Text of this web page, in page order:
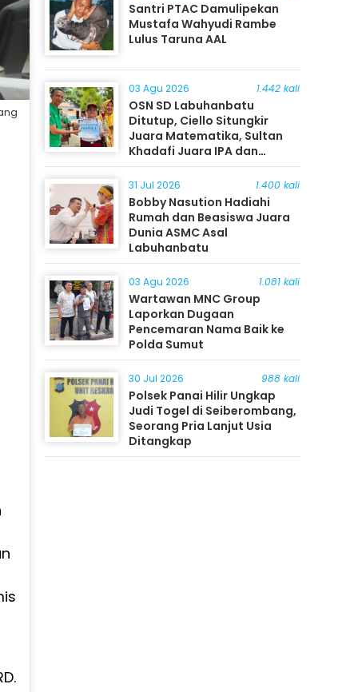
Santri PTAC Damulipekan
Mustafa Wahyudi Rambe
Lulus Taruna AAL
03 Agu 2026 1.442 kali
OSN SD Labuhanbatu
Ditutup, Ciello Situngkir
Juara Matematika, Sultan
Khadafi Juara IPA dan
Timothy Rangkuti Juara IPS
31 Jul 2026 1.400 kali
Bobby Nasution Hadiahi
Rumah dan Beasiswa Juara
Dunia ASMC Asal
Labuhanbatu
03 Agu 2026 1.081 kali
Wartawan MNC Group
Laporkan Dugaan
Pencemaran Nama Baik ke
Polda Sumut
30 Jul 2026 988 kali
Polsek Panai Hilir Ungkap
Judi Togel di Seiberombang,
Seorang Pria Lanjut Usia
Ditangkap